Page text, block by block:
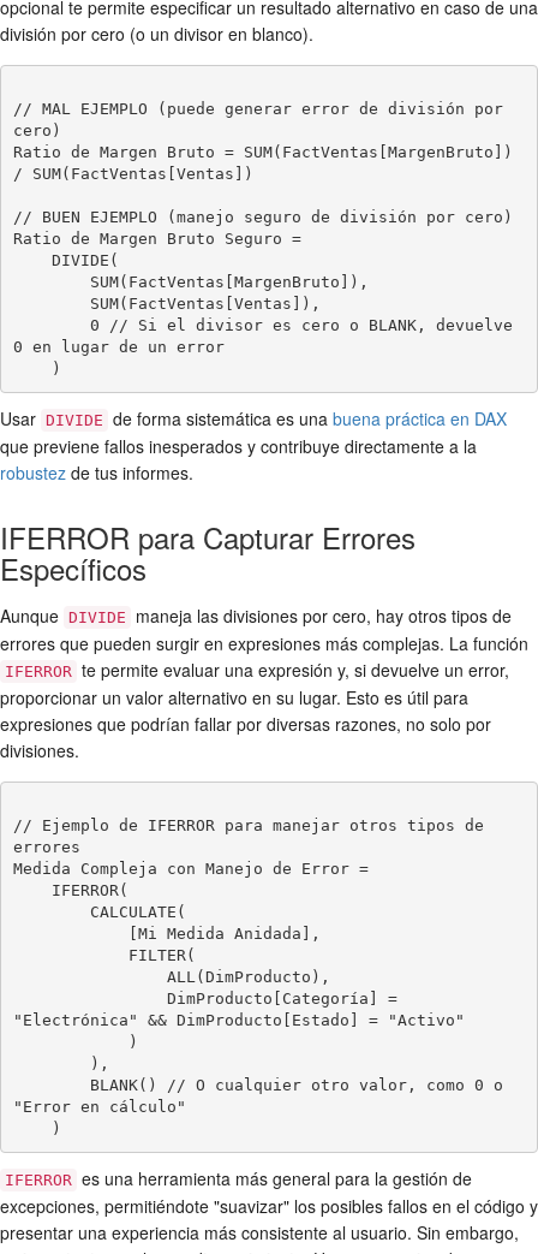
opcional te permite especificar un resultado alternativo en caso de una
división por cero (o un divisor en blanco).
// MAL EJEMPLO (puede generar error de división por
cero)
Ratio de Margen Bruto = SUM(FactVentas[MargenBruto])
/ SUM(FactVentas[Ventas])
// BUEN EJEMPLO (manejo seguro de división por cero)
Ratio de Margen Bruto Seguro =
0 en lugar de un error
Usar DIVIDE de forma sistemática es una buena práctica en DAX
que previene fallos inesperados y contribuye directamente a la
robustez de tus informes.
IFERROR para Capturar Errores
Específicos
Aunque DIVIDE
maneja las divisiones por cero, hay otros tipos de
errores que pueden surgir en expresiones más complejas. La función
IFERROR te permite evaluar una expresión y, si devuelve un error,
proporcionar un valor alternativo en su lugar. Esto es útil para
expresiones que podrían fallar por diversas razones, no solo por
divisiones.
// Ejemplo de IFERROR para manejar otros tipos de
errores
Medida Compleja con Manejo de Error =
"Electrónica" && DimProducto[Estado] = "Activo"
"Error en cálculo"
IFERROR es una herramienta más general para la gestión de
excepciones, permitiéndote "suavizar" los posibles fallos en el código y
presentar una experiencia más consistente al usuario. Sin embargo,